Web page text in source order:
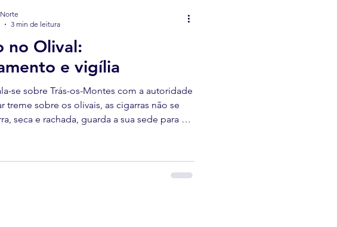
no Olival:
e vigília
se sobre Trás-os-Montes com a autoridade
treme sobre os olivais, as cigarras não se
seca e rachada, guarda a sua sede para as
decide grande parte da colheita que virá.
3 min de leitura